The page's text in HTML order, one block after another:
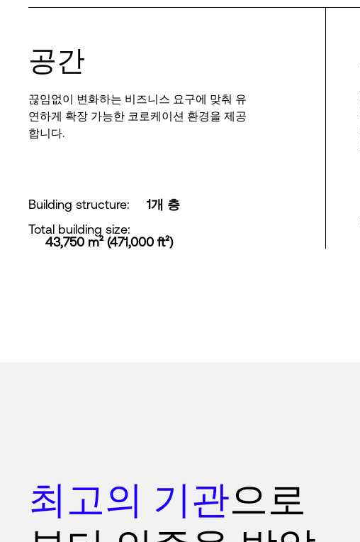
공간
끊임없이 변화하는 비즈니스 요구에 맞춰 유
연하게 확장 가능한 코로케이션 환경을 제공
합니다.
Building structure:
1개 층
Total building size:
43,750 m² (471,000 ft²)
최고의 기관으로